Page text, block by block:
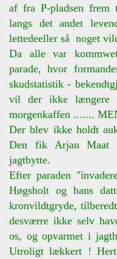
af fra P-pladsen frem
langs det andet
lettedeeller så noget
Da alle var
parade, hvor
skudstatistik -
vil der ikke længere
morgenkaffen .......
Der blev ikke holdt
Den fik Arjan Maat
jagtbytte.
Efter paraden
Høgsholt og hans
kronvildtgryde,
desværre ikke selv
os, og opvarmet i
Utroligt lækkert !